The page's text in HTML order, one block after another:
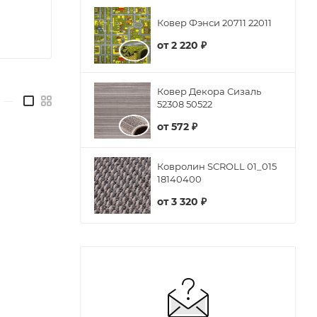
Ковер Фэнси 20711 22011
от2 220 ₽
Ковер Декора Сизаль
52308 50522
от572 ₽
Ковролин SCROLL 01_015
18140400
от3 320 ₽